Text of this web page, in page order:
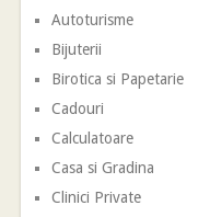
Autoturisme
Bijuterii
Birotica si Papetarie
Cadouri
Calculatoare
Casa si Gradina
Clinici Private